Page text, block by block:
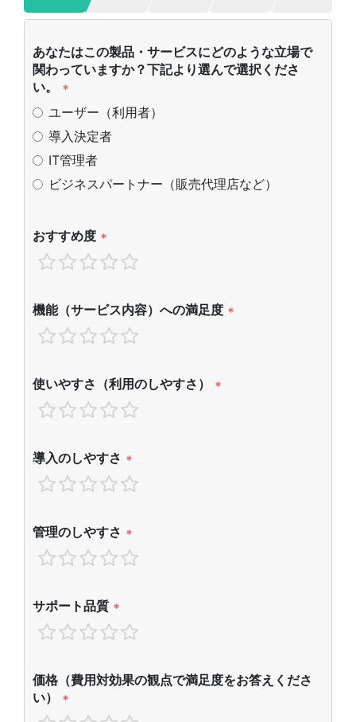
あなたはこの製品・サービスにどのような立場で
関わっていますか？下記より選んで選択くださ
い。
*
ユーザー（利用者）
導入決定者
IT管理者
ビジネスパートナー（販売代理店など）
おすすめ度 *
機能（サービス内容）への満足度 *
使いやすさ（利用のしやすさ） *
導入のしやすさ *
管理のしやすさ *
サポート品質 *
価格（費用対効果の観点で満足度をお答えくださ
い）
*